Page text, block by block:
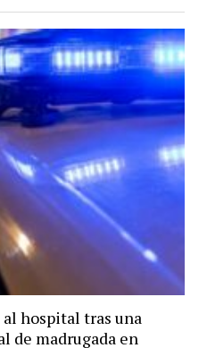
hospital tras una
de madrugada en